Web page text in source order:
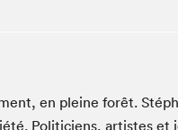
en pleine forêt.
Politi­ciens, artistes